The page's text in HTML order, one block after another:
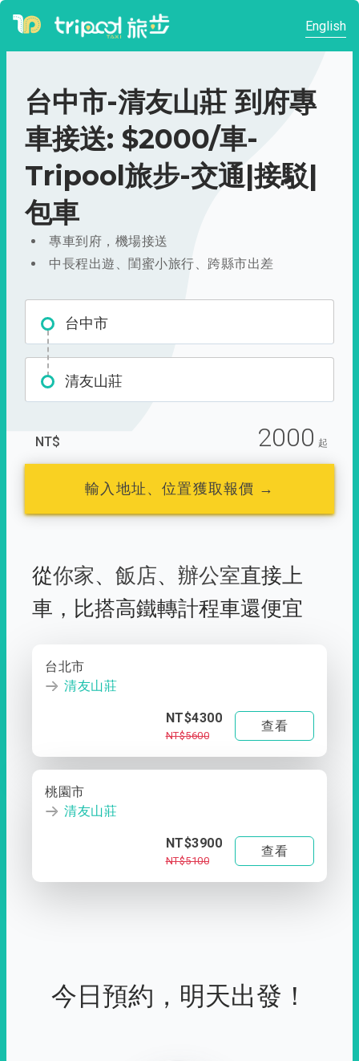
English
台中市-清友山莊 到府專
車接送: $2000/車-
Tripool旅步-交通|接駁|
包車
專車到府，機場接送
中長程出遊、閨蜜小旅行、跨縣市出差
台中市
清友山莊
NT$ 2000 起
輸入地址、位置獲取報價 →
從你家、 飯店、 辦公室直接上
車， 比搭高鐵轉計程車還便宜
台北市
清友山莊
NT$4300
NT$5600
查看
桃園市
清友山莊
NT$3900
NT$5100
查看
今日預約，明天出發！